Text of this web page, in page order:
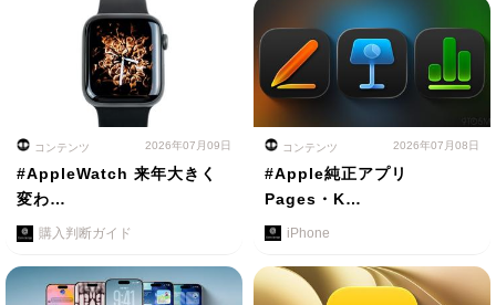
コンテンツ 2026年07月09日
#AppleWatch 来年大きく
変わ…
購入判断ガイド
コンテンツ 2026年07月08日
#Apple純正アプリ
Pages・K…
iPhone